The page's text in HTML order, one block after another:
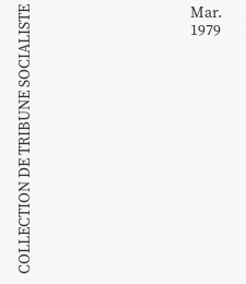
COLLECTION DE TRIBUNE SOCIALISTE
Mar.
1979